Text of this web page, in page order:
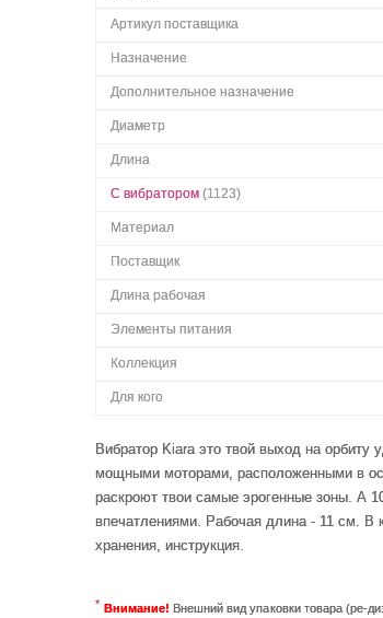
Артикул поставщика
Назначение
Дополнительное назначение
Диаметр
Длина
С вибратором (1123)
Материал
Поставщик
Длина рабочая
Элементы питания
Коллекция
Для кого
Вибратор Kiara это твой выход на
мощными моторами, расположенными в
раскроют твои самые эрогенные зоны. А
впечатлениями. Рабочая длина - 11 см.
хранения, инструкция.
Внимание! Внешний вид упаковки товара (ре-